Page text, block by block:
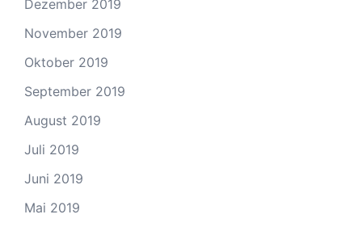
Dezember 2019
November 2019
Oktober 2019
September 2019
August 2019
Juli 2019
Juni 2019
Mai 2019